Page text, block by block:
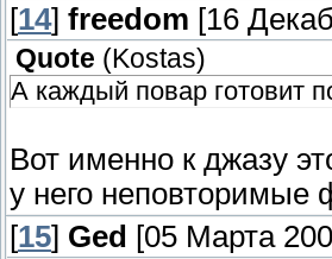
[14] freedom [16
Quote (Kostas)
А каждый повар готовит
Вот именно к джазу
у него неповторимые
[15] Ged [05 Марта